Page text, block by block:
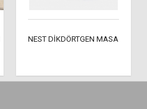
NEST DİKDÖRTGEN MASA